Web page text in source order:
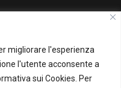
migliorare l'esperienza
l'utente acconsente a
sui Cookies. Per
PUBBLICITA'
su questo Blog:
pubblicita@beppegrillo.it